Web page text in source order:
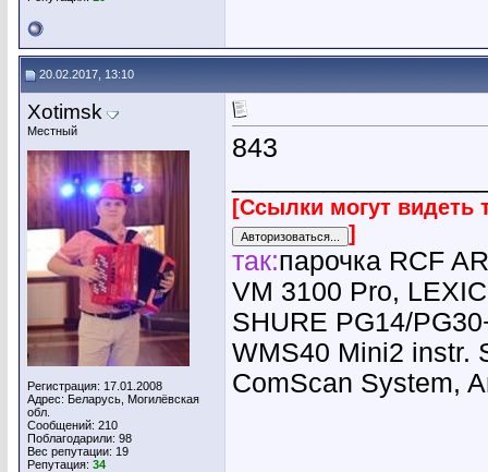
20.02.2017, 13:10
Xotimsk
Местный
Регистрация: 17.01.2008
Адрес: Беларусь, Могилёвская
обл.
Сообщений: 210
Поблагодарили: 98
Вес репутации: 19
Репутация: 34
843
[Ссылки могут видеть
]
так:парочка RCF
VM 3100 Pro,
SHURE PG14/
WMS40 Mini2 instr.
ComScan System,